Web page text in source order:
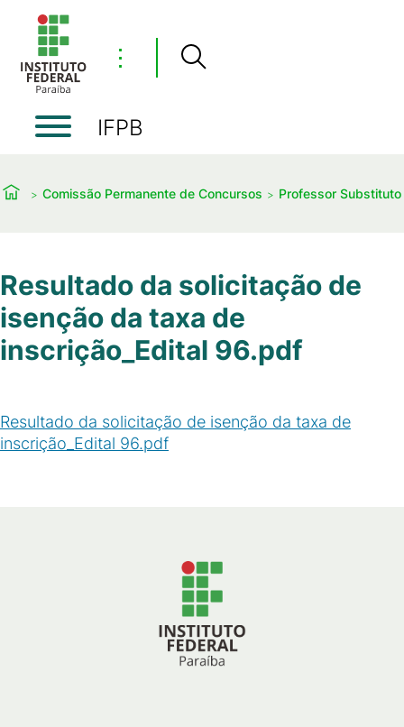
⋮
IFPB
Comissão Permanente de Concursos Professor Substituto
Resultado da solicitação de
isenção da taxa de
inscrição_Edital 96.pdf
Resultado da solicitação de isenção da taxa de
inscrição_Edital 96.pdf